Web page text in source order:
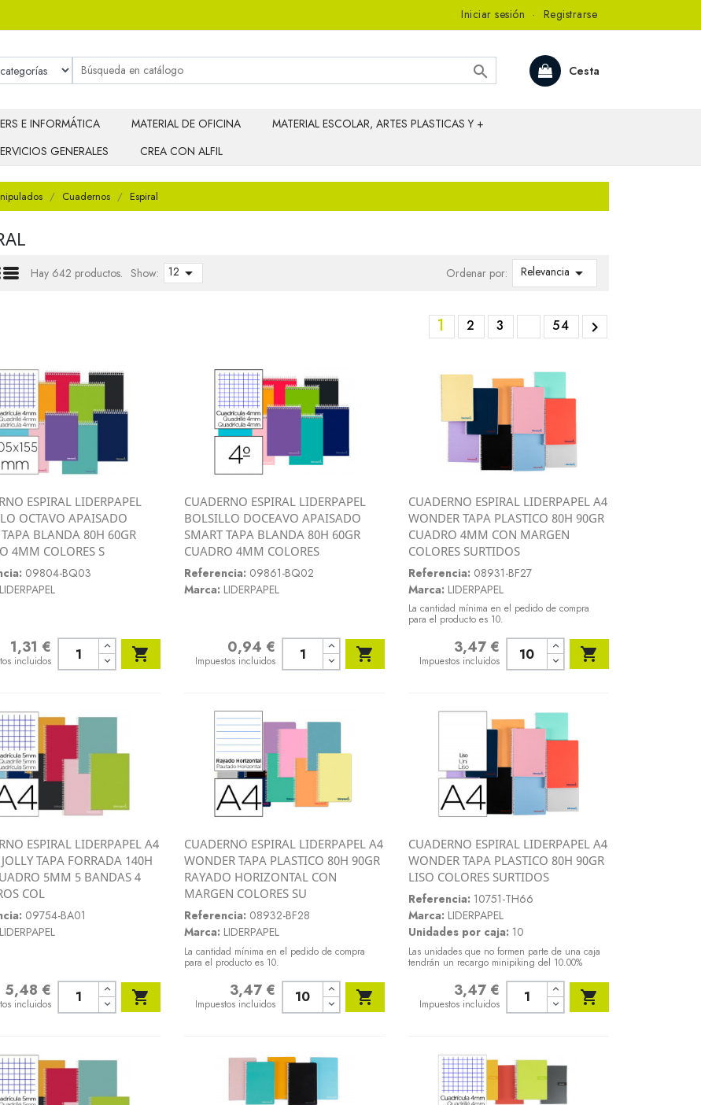
Iniciar sesión · Registrarse
Cesta

E INFORMÁTICA MATERIAL DE OFICINA
MATERIAL ESCOLAR, ARTES PLASTICAS Y +
GENERALES CREA CON ALFIL
Cuadernos Espiral
Hay 642 productos. Show: 12  Ordenar por: Relevancia 
1 2 3 54 
Vista rápida
ESPIRAL LIDERPAPEL
OCTAVO APAISADO
BLANDA 80H 60GR
4MM COLORES S
09804-BQ03
LIDERPAPEL
1,31 €
incluidos 
Vista rápida
CUADERNO ESPIRAL LIDERPAPEL
BOLSILLO DOCEAVO APAISADO
SMART TAPA BLANDA 80H 60GR
CUADRO 4MM COLORES
Referencia: 09861-BQ02
Marca: LIDERPAPEL
0,94 €
Impuestos incluidos 
Vista rápida
CUADERNO ESPIRAL LIDERPAPEL A4
WONDER TAPA PLASTICO 80H 90GR
CUADRO 4MM CON MARGEN
COLORES SURTIDOS
Referencia: 08931-BF27
Marca: LIDERPAPEL
La cantidad mínima en el pedido de compra
para el producto es 10.
3,47 €
Impuestos incluidos 
Vista rápida
ESPIRAL LIDERPAPEL A4
TAPA FORRADA 140H
5MM 5 BANDAS 4
COL
09754-BA01
LIDERPAPEL
5,48 €
incluidos 
Vista rápida
CUADERNO ESPIRAL LIDERPAPEL A4
WONDER TAPA PLASTICO 80H 90GR
RAYADO HORIZONTAL CON
MARGEN COLORES SU
Referencia: 08932-BF28
Marca: LIDERPAPEL
La cantidad mínima en el pedido de compra
para el producto es 10.
3,47 €
Impuestos incluidos 
Vista rápida
CUADERNO ESPIRAL LIDERPAPEL A4
WONDER TAPA PLASTICO 80H 90GR
LISO COLORES SURTIDOS
Referencia: 10751-TH66
Marca: LIDERPAPEL
Unidades por caja: 10
Las unidades que no formen parte de una caja
tendrán un recargo minipiking del 10.00%
3,47 €
Impuestos incluidos 